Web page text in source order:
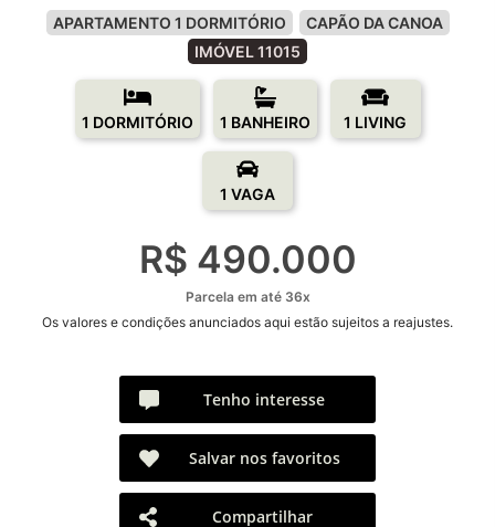
APARTAMENTO 1 DORMITÓRIO
CAPÃO DA CANOA
IMÓVEL 11015
1 DORMITÓRIO 1 BANHEIRO 1 LIVING
1 VAGA
R$ 490.000
Parcela em até 36x
Os valores e condições anunciados aqui estão sujeitos a reajustes.
Tenho interesse
Salvar nos favoritos
Compartilhar